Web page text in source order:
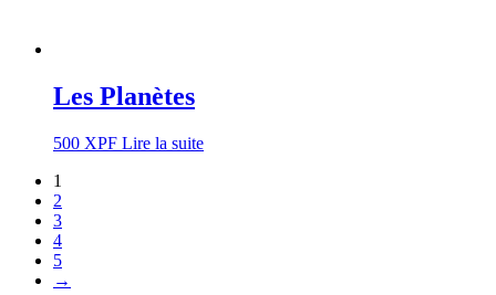
Les Planètes
500 XPF Lire la suite
1
2
3
4
5
→